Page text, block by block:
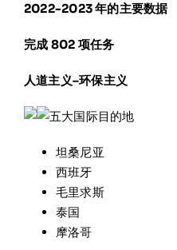
2022-2023 年的主要数据
完成 802 项任务
人道主义–环保主义
五大国际目的地
坦桑尼亚
西班牙
毛里求斯
泰国
摩洛哥